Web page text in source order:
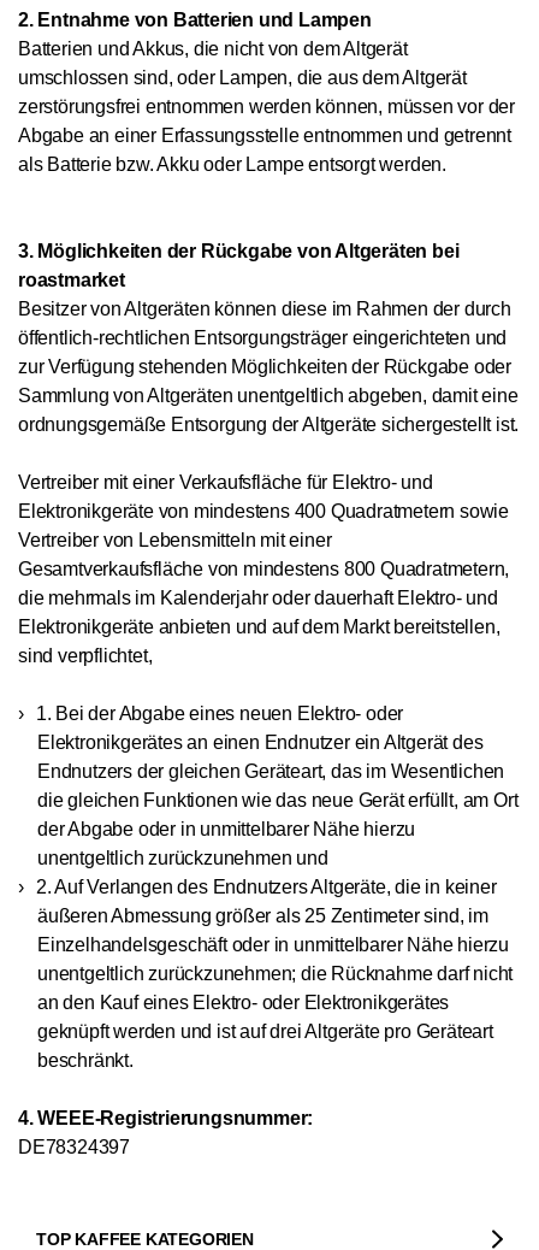
2. Entnahme von Batterien und Lampen
Batterien und Akkus, die nicht von dem Altgerät
umschlossen sind, oder Lampen, die aus dem Altgerät
zerstörungsfrei entnommen werden können, müssen vor der
Abgabe an einer Erfassungsstelle entnommen und getrennt
als Batterie bzw. Akku oder Lampe entsorgt werden.
3. Möglichkeiten der Rückgabe von Altgeräten bei
roastmarket
Besitzer von Altgeräten können diese im Rahmen der durch
öffentlich-rechtlichen Entsorgungsträger eingerichteten und
zur Verfügung stehenden Möglichkeiten der Rückgabe oder
Sammlung von Altgeräten unentgeltlich abgeben, damit eine
ordnungsgemäße Entsorgung der Altgeräte sichergestellt ist.
Vertreiber mit einer Verkaufsfläche für Elektro- und
Elektronikgeräte von mindestens 400 Quadratmetern sowie
Vertreiber von Lebensmitteln mit einer
Gesamtverkaufsfläche von mindestens 800 Quadratmetern,
die mehrmals im Kalenderjahr oder dauerhaft Elektro- und
Elektronikgeräte anbieten und auf dem Markt bereitstellen,
sind verpflichtet,
1. Bei der Abgabe eines neuen Elektro- oder
Elektronikgerätes an einen Endnutzer ein Altgerät des
Endnutzers der gleichen Geräteart, das im Wesentlichen
die gleichen Funktionen wie das neue Gerät erfüllt, am Ort
der Abgabe oder in unmittelbarer Nähe hierzu
unentgeltlich zurückzunehmen und
2. Auf Verlangen des Endnutzers Altgeräte, die in keiner
äußeren Abmessung größer als 25 Zentimeter sind, im
Einzelhandelsgeschäft oder in unmittelbarer Nähe hierzu
unentgeltlich zurückzunehmen; die Rücknahme darf nicht
an den Kauf eines Elektro- oder Elektronikgerätes
geknüpft werden und ist auf drei Altgeräte pro Geräteart
beschränkt.
4. WEEE-Registrierungsnummer:
DE78324397
TOP KAFFEE KATEGORIEN